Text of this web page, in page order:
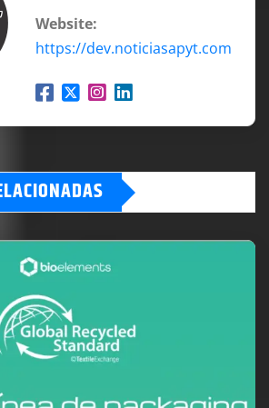
Website:
https://dev.noticiasapyt.com